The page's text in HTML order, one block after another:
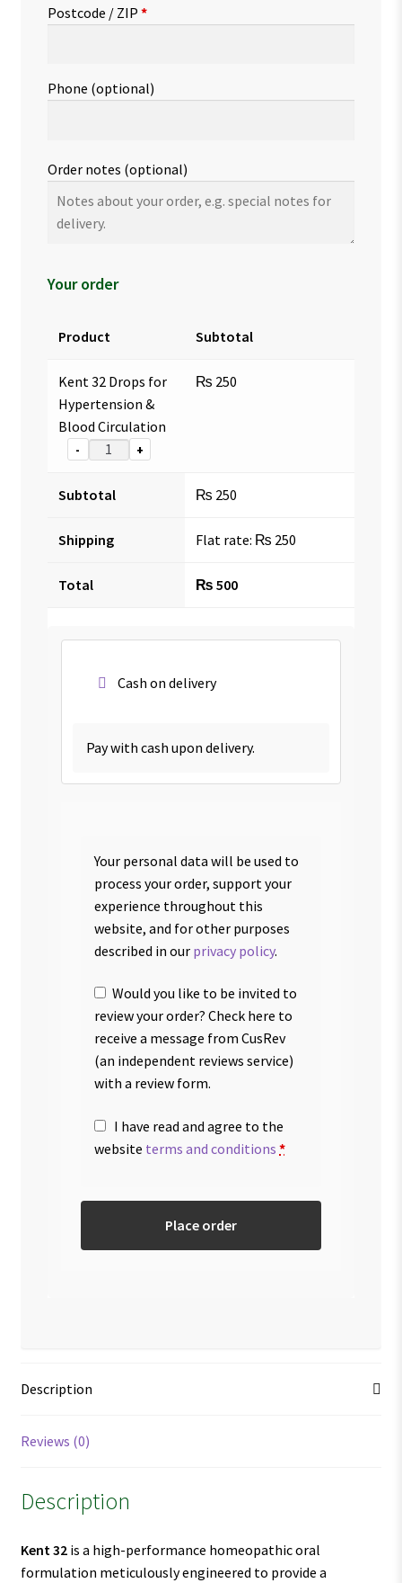
Postcode / ZIP *
Phone (optional)
Order notes (optional)
Your order
Product Subtotal
Kent 32 Drops for
Hypertension &
Blood Circulation
- +
₨ 250
Subtotal ₨ 250
Shipping Flat rate: ₨ 250
Total ₨ 500
Cash on delivery
Pay with cash upon delivery.
Your personal data will be used to
process your order, support your
experience throughout this
website, and for other purposes
described in our privacy policy.
Would you like to be invited to
review your order? Check here to
receive a message from CusRev
(an independent reviews service)
with a review form.
I have read and agree to the
website terms and conditions *
Place order
Description
Reviews (0)
Description
Kent 32is a high-performance homeopathic oral
formulation meticulously engineered to provide a